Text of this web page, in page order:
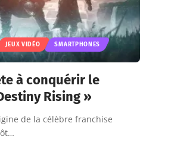
JEUX VIDÉO
SMARTPHONES
à conquérir le
Rising »
de la célèbre franchise